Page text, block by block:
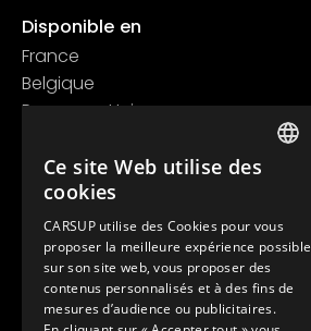
Disponible en
France
Belgique
Royaume Uni
Contact
+33 1 89 47 00 43
contact@carsup.io
Page contact
Découvrir
Ce site Web utilise des
cookies
CARSUP utilise des Cookies pour vous
proposer la meilleure expérience possible
sur son site web, vous proposer des
contenus personnalisés et à des fins de
mesures d’audience ou publicitaires.